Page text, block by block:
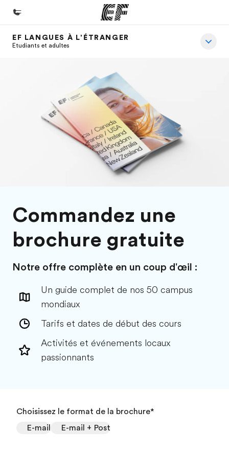
Accueil
Rejoignez nos équipes
EF LANGUES À L’ÉTRANGER
Etudiants et adultes
Commandez une
brochure gratuite
Notre offre complète en un coup d'œil :
Un guide complet de nos 50 campus
mondiaux
Tarifs et dates de début des cours
Activités et événements locaux
passionnants
Choisissez le format de la brochure*
E-mail
E-mail + Post